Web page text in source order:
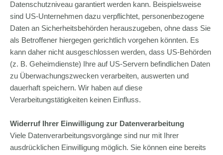
Datenschutzniveau garantiert werden kann. Beispielsweise
sind US-Unternehmen dazu verpflichtet, personenbezogene
Daten an Sicherheitsbehörden herauszugeben, ohne dass Sie
als Betroffener hiergegen gerichtlich vorgehen könnten. Es
kann daher nicht ausgeschlossen werden, dass US-Behörden
(z. B. Geheimdienste) Ihre auf US-Servern befindlichen Daten
zu Überwachungszwecken verarbeiten, auswerten und
dauerhaft speichern. Wir haben auf diese
Verarbeitungstätigkeiten keinen Einfluss.
Widerruf Ihrer Einwilligung zur Datenverarbeitung
Viele Datenverarbeitungsvorgänge sind nur mit Ihrer
ausdrücklichen Einwilligung möglich. Sie können eine bereits